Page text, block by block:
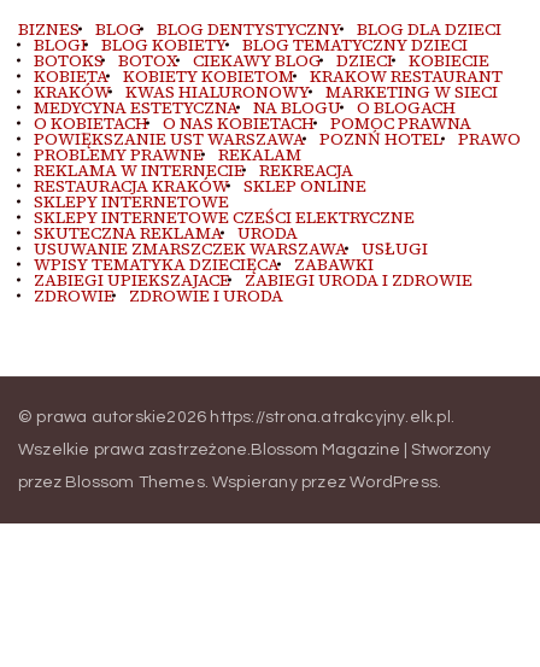
BIZNES BLOG BLOG DENTYSTYCZNY BLOG DLA DZIECI
BLOGI BLOG KOBIETY BLOG TEMATYCZNY DZIECI
BOTOKS BOTOX CIEKAWY BLOG DZIECI KOBIECIE
KOBIETA KOBIETY KOBIETOM KRAKOW RESTAURANT
KRAKÓW KWAS HIALURONOWY MARKETING W SIECI
MEDYCYNA ESTETYCZNA NA BLOGU O BLOGACH
O KOBIETACH O NAS KOBIETACH POMOC PRAWNA
POWIĘKSZANIE UST WARSZAWA POZNŃ HOTEL PRAWO
PROBLEMY PRAWNE REKALAM
REKLAMA W INTERNECIE REKREACJA
RESTAURACJA KRAKÓW SKLEP ONLINE
SKLEPY INTERNETOWE
SKLEPY INTERNETOWE CZEŚCI ELEKTRYCZNE
SKUTECZNA REKLAMA URODA
USUWANIE ZMARSZCZEK WARSZAWA USŁUGI
WPISY TEMATYKA DZIECIĘCA ZABAWKI
ZABIEGI UPIEKSZAJACE ZABIEGI URODA I ZDROWIE
ZDROWIE ZDROWIE I URODA
© prawa autorskie2026 https://strona.atrakcyjny.elk.pl
Wszelkie prawa zastrzeżone. Blossom Magazine | Stworzony
przez Blossom Themes. Wspierany przezWordPress